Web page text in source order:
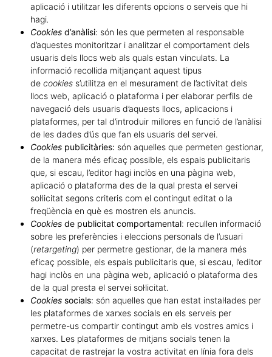
aplicació i utilitzar les diferents opcions o serveis que hi
hagi.
Cookies d’anàlisi: són les que permeten al responsable
d’aquestes monitoritzar i analitzar el comportament dels
usuaris dels llocs web als quals estan vinculats. La
informació recollida mitjançant aquest tipus
de cookies s’utilitza en el mesurament de l’activitat dels
llocs web, aplicació o plataforma i per elaborar perfils de
navegació dels usuaris d’aquests llocs, aplicacions i
plataformes, per tal d’introduir millores en funció de l’anàlisi
de les dades d’ús que fan els usuaris del servei.
Cookies publicitàries: són aquelles que permeten gestionar,
de la manera més eficaç possible, els espais publicitaris
que, si escau, l’editor hagi inclòs en una pàgina web,
aplicació o plataforma des de la qual presta el servei
sol·licitat segons criteris com el contingut editat o la
freqüència en què es mostren els anuncis.
Cookies de publicitat comportamental: recullen informació
sobre les preferències i eleccions personals de l’usuari
(retargeting) per permetre gestionar, de la manera més
eficaç possible, els espais publicitaris que, si escau, l’editor
hagi inclòs en una pàgina web, aplicació o plataforma des
de la qual presta el servei sol·licitat.
Cookies socials: són aquelles que han estat instal·lades per
les plataformes de xarxes socials en els serveis per
permetre-us compartir contingut amb els vostres amics i
xarxes. Les plataformes de mitjans socials tenen la
capacitat de rastrejar la vostra activitat en línia fora dels